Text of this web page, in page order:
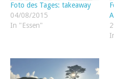
Foto des Tages: takeaway
04/08/2015
In "Essen"